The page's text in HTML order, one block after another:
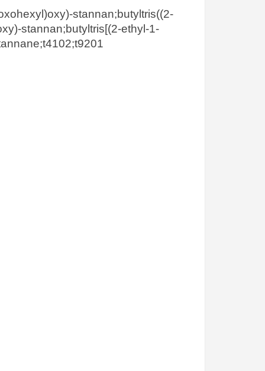
stannan;butyltris((2-
stannan;butyltris[(2-ethyl-1-